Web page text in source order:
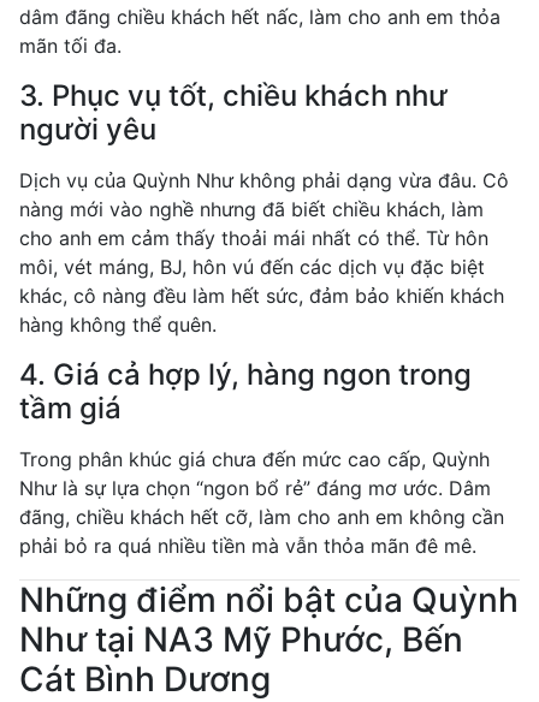
dâm đãng chiều khách hết nấc, làm cho anh em thỏa
mãn tối đa.
3. Phục vụ tốt, chiều khách như
người yêu
Dịch vụ của Quỳnh Như không phải dạng vừa đâu. Cô
nàng mới vào nghề nhưng đã biết chiều khách, làm
cho anh em cảm thấy thoải mái nhất có thể. Từ hôn
môi, vét máng, BJ, hôn vú đến các dịch vụ đặc biệt
khác, cô nàng đều làm hết sức, đảm bảo khiến khách
hàng không thể quên.
4. Giá cả hợp lý, hàng ngon trong
tầm giá
Trong phân khúc giá chưa đến mức cao cấp, Quỳnh
Như là sự lựa chọn “ngon bổ rẻ” đáng mơ ước. Dâm
đãng, chiều khách hết cỡ, làm cho anh em không cần
phải bỏ ra quá nhiều tiền mà vẫn thỏa mãn đê mê.
Những điểm nổi bật của Quỳnh
Như tại NA3 Mỹ Phước, Bến
Cát Bình Dương